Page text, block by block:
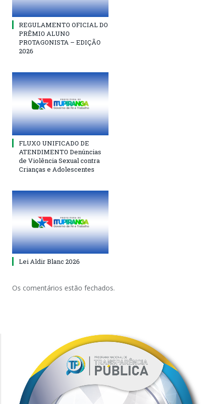
REGULAMENTO OFICIAL DO
PRÊMIO ALUNO
PROTAGONISTA – EDIÇÃO
2026
FLUXO UNIFICADO DE
ATENDIMENTO Denúncias
de Violência Sexual contra
Crianças e Adolescentes
Lei Aldir Blanc 2026
Os comentários estão fechados.